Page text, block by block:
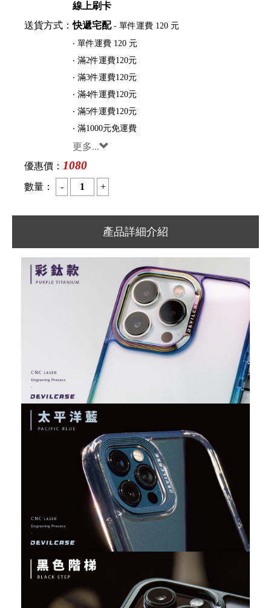
線上刷卡
送貨方式：快遞宅配- 單件運費 120 元
‧ 單件運費 120 元
‧ 滿2件運費120元
‧ 滿3件運費120元
‧ 滿4件運費120元
‧ 滿5件運費120元
‧ 滿1000元免運費
更多...
優惠價： 1080
數量：
產品詳細介紹